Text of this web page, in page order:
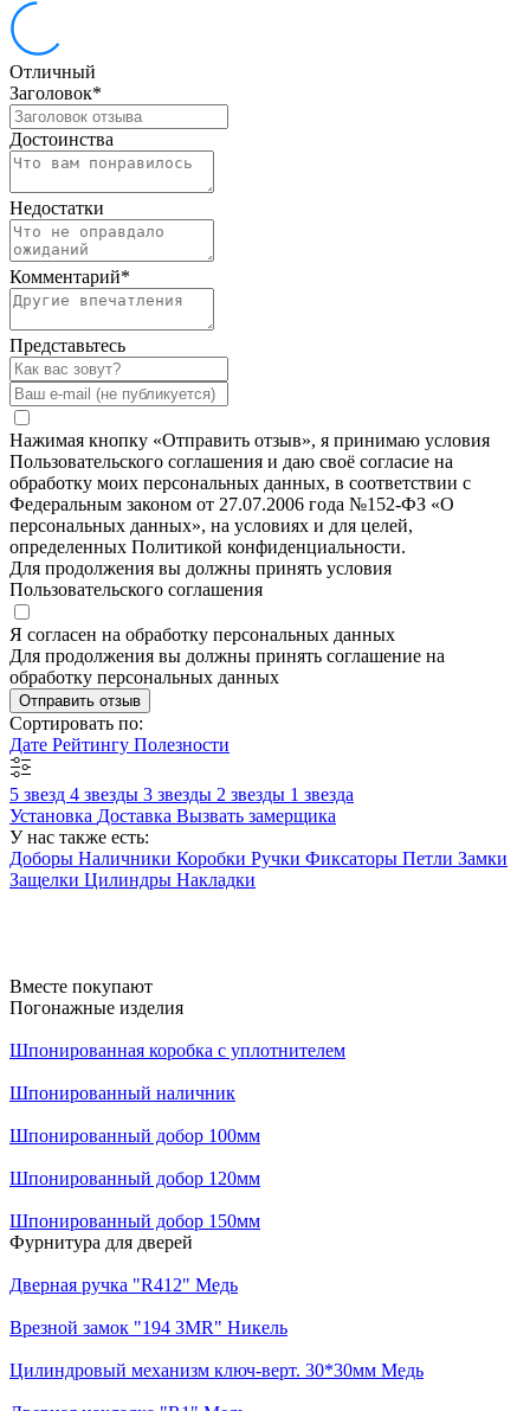
Отличный
Заголовок*
Достоинства
Недостатки
Комментарий*
Представьтесь
Нажимая кнопку «Отправить отзыв», я принимаю условия
Пользовательского соглашения и даю своё согласие на
обработку моих персональных данных, в соответствии с
Федеральным законом от 27.07.2006 года №152-ФЗ «О
персональных данных», на условиях и для целей,
определенных Политикой конфиденциальности.
Для продолжения вы должны принять условия
Пользовательского соглашения
Я согласен на обработку персональных данных
Для продолжения вы должны принять соглашение на
обработку персональных данных
Отправить отзыв
Сортировать по:
Дате Рейтингу Полезности
5 звезд 4 звезды 3 звезды 2 звезды 1 звезда
Установка Доставка Вызвать замерщика
У нас также есть:
Доборы Наличники Коробки Ручки Фиксаторы Петли Замки
Защелки Цилиндры Накладки
Вместе покупают
Погонажные изделия
Шпонированная коробка с уплотнителем
Шпонированный наличник
Шпонированный добор 100мм
Шпонированный добор 120мм
Шпонированный добор 150мм
Фурнитура для дверей
Дверная ручка "R412" Медь
Врезной замок "194 3MR" Никель
Цилиндровый механизм ключ-верт. 30*30мм Медь